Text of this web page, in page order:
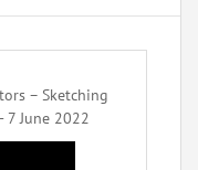
– Sketching
7 June 2022